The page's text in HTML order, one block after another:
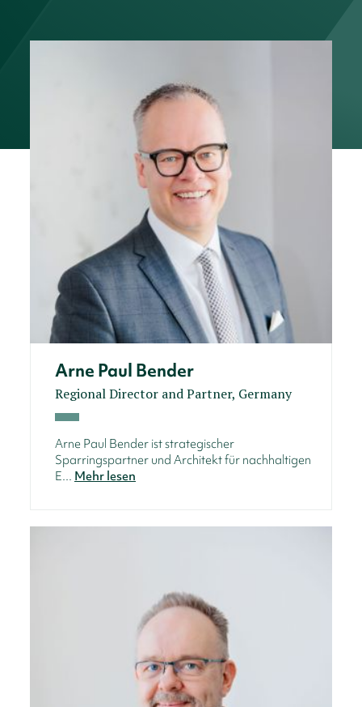
Arne Paul Bender
Regional Director and Partner, Germany
Arne Paul Bender ist strategischer
Sparringspartner und Architekt für nachhaltigen
E... Mehr lesen